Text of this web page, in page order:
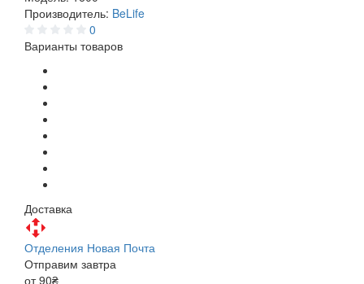
Производитель: BeLife
0
Варианты товаров
Доставка
Отделения Новая Почта
Отправим завтра
от 90₴